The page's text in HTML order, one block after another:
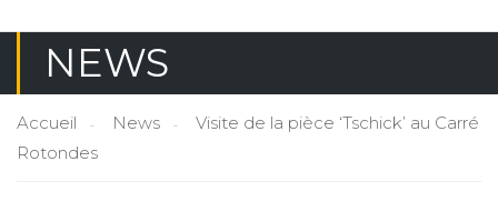
NEWS
Accueil News
Visite de la pièce ‘Tschick’ au Carré
Rotondes